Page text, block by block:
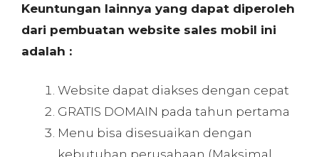
Keuntungan lainnya yang dapat diperoleh
dari pembuatan website sales mobil ini
adalah :
Website dapat diakses dengan cepat
GRATIS DOMAIN pada tahun pertama
Menu bisa disesuaikan dengan